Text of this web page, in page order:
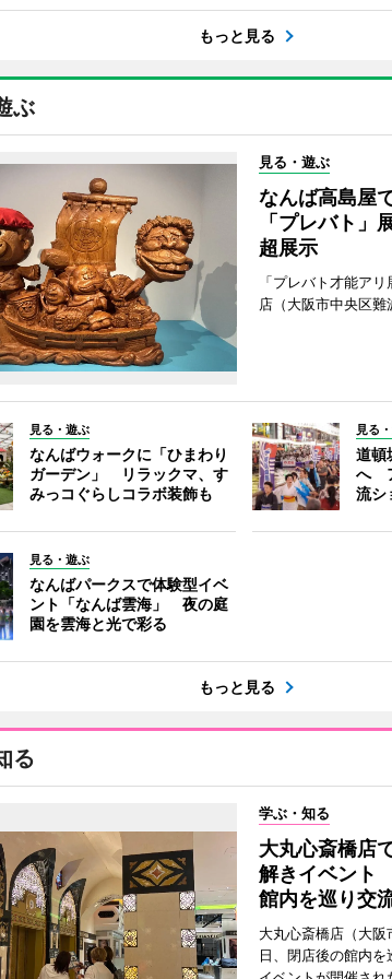
もっと見る
ぶ
見る・遊ぶ
なんば高島屋
「プレバト
超展示
「プレバト才能ア
店（大阪市中央区難
見る・遊ぶ
なんばウォークに「ひまわり
ガーデン」 リラックマ、す
みっコぐらしコラボ装飾も
見る
道頓
へ
流シ
見る・遊ぶ
なんばパークスで体験型イベ
ント「なんば雲海」 夜の庭
園を雲海と光で彩る
もっと見る
る
学ぶ・知る
大丸心斎橋店
解きイベント
館内を巡り交
大丸心斎橋店（大阪
日、閉店後の館内を